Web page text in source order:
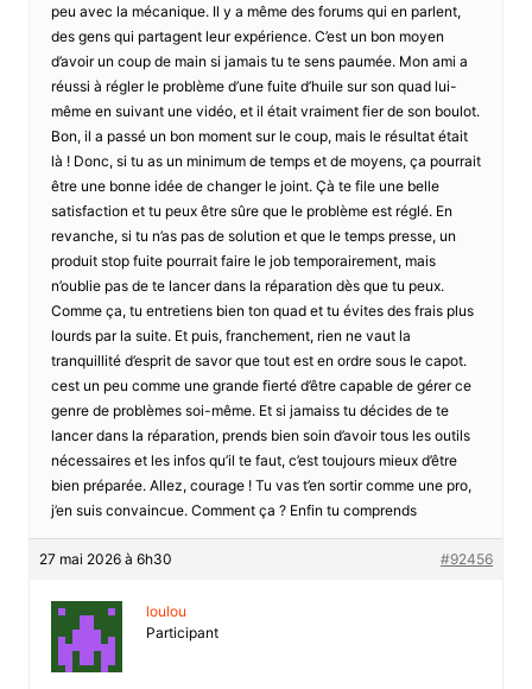
peu avec la mécanique. Il y a même des forums qui en parlent,
des gens qui partagent leur expérience. C’est un bon moyen
d’avoir un coup de main si jamais tu te sens paumée. Mon ami a
réussi à régler le problème d’une fuite d’huile sur son quad lui-
même en suivant une vidéo, et il était vraiment fier de son boulot.
Bon, il a passé un bon moment sur le coup, mais le résultat était
là ! Donc, si tu as un minimum de temps et de moyens, ça pourrait
être une bonne idée de changer le joint. Çà te file une belle
satisfaction et tu peux être sûre que le problème est réglé. En
revanche, si tu n’as pas de solution et que le temps presse, un
produit stop fuite pourrait faire le job temporairement, mais
n’oublie pas de te lancer dans la réparation dès que tu peux.
Comme ça, tu entretiens bien ton quad et tu évites des frais plus
lourds par la suite. Et puis, franchement, rien ne vaut la
tranquillité d’esprit de savor que tout est en ordre sous le capot.
cest un peu comme une grande fierté d’être capable de gérer ce
genre de problèmes soi-même. Et si jamaiss tu décides de te
lancer dans la réparation, prends bien soin d’avoir tous les outils
nécessaires et les infos qu’il te faut, c’est toujours mieux d’être
bien préparée. Allez, courage ! Tu vas t’en sortir comme une pro,
j’en suis convaincue. Comment ça ? Enfin tu comprends
27 mai 2026 à 6h30 #92456
loulou
Participant